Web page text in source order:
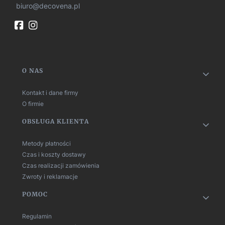
biuro@decovena.pl
Linki w stopce
O NAS
Kontakt i dane firmy
O firmie
OBSŁUGA KLIENTA
Metody płatności
Czas i koszty dostawy
Czas realizacji zamówienia
Zwroty i reklamacje
POMOC
Regulamin